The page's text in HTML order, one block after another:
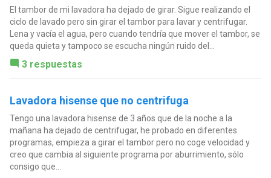
El tambor de mi lavadora ha dejado de girar. Sigue realizando el
ciclo de lavado pero sin girar el tambor para lavar y centrifugar.
Lena y vacía el agua, pero cuando tendría que mover el tambor, se
queda quieta y tampoco se escucha ningún ruido del...
3 respuestas
Lavadora hisense que no centrifuga
Tengo una lavadora hisense de 3 años que de la noche a la
mañana ha dejado de centrifugar, he probado en diferentes
programas, empieza a girar el tambor pero no coge velocidad y
creo que cambia al siguiente programa por aburrimiento, sólo
consigo que...